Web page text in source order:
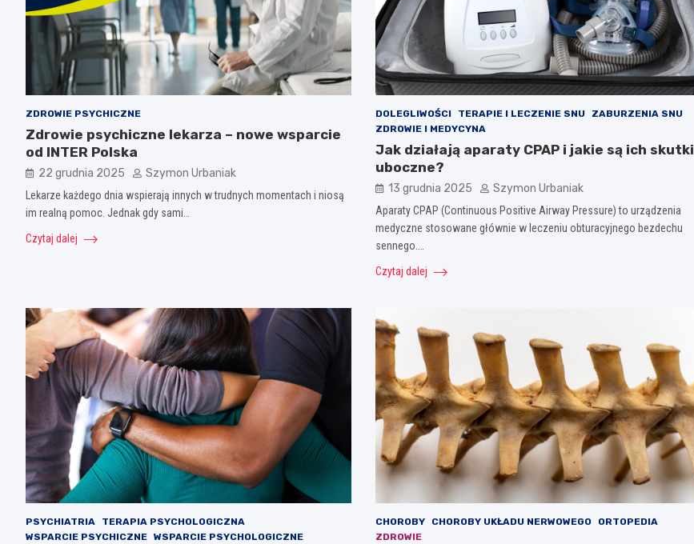
ZDROWIE PSYCHICZNE
Zdrowie psychiczne lekarza – nowe wsparcie
od INTER Polska
22 grudnia 2025 Szymon Urbaniak
Lekarze każdego dnia wspierają innych w trudnych momentach i niosą
im realną pomoc. Jednak gdy sami…
Czytaj dalej
DOLEGLIWOŚCI TERAPIE I LECZENIE SNU
ZABURZENIA SNU
ZDROWIE I MEDYCYNA
Jak działają aparaty CPAP i jakie są ich skutki
uboczne?
13 grudnia 2025 Szymon Urbaniak
Aparaty CPAP (Continuous Positive Airway Pressure) to urządzenia
medyczne stosowane głównie w leczeniu obturacyjnego bezdechu
sennego.…
Czytaj dalej
PSYCHIATRIA
TERAPIA PSYCHOLOGICZNA
WSPARCIE PSYCHICZNE WSPARCIE PSYCHOLOGICZNE
CHOROBY CHOROBY UKŁADU NERWOWEGO
ORTOPEDIA
ZDROWIE